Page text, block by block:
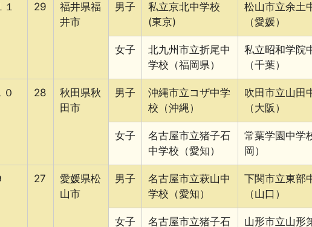
29
福井県福
井市
男子
私立京北中学校
(東京)
松山市立余土
（愛媛）
女子
北九州市立折尾中
学校（福岡県）
私立昭和学院
（千葉）
28
秋田県秋
田市
男子
沖縄市立コザ中学
校（沖縄）
吹田市立山田
（大阪）
女子
名古屋市立猪子石
中学校（愛知）
常葉学園中学
岡）
27
愛媛県松
山市
男子
名古屋市立萩山中
学校（愛知）
下関市立東部
（山口）
女子 名古屋市立猪子石 山形市立山形